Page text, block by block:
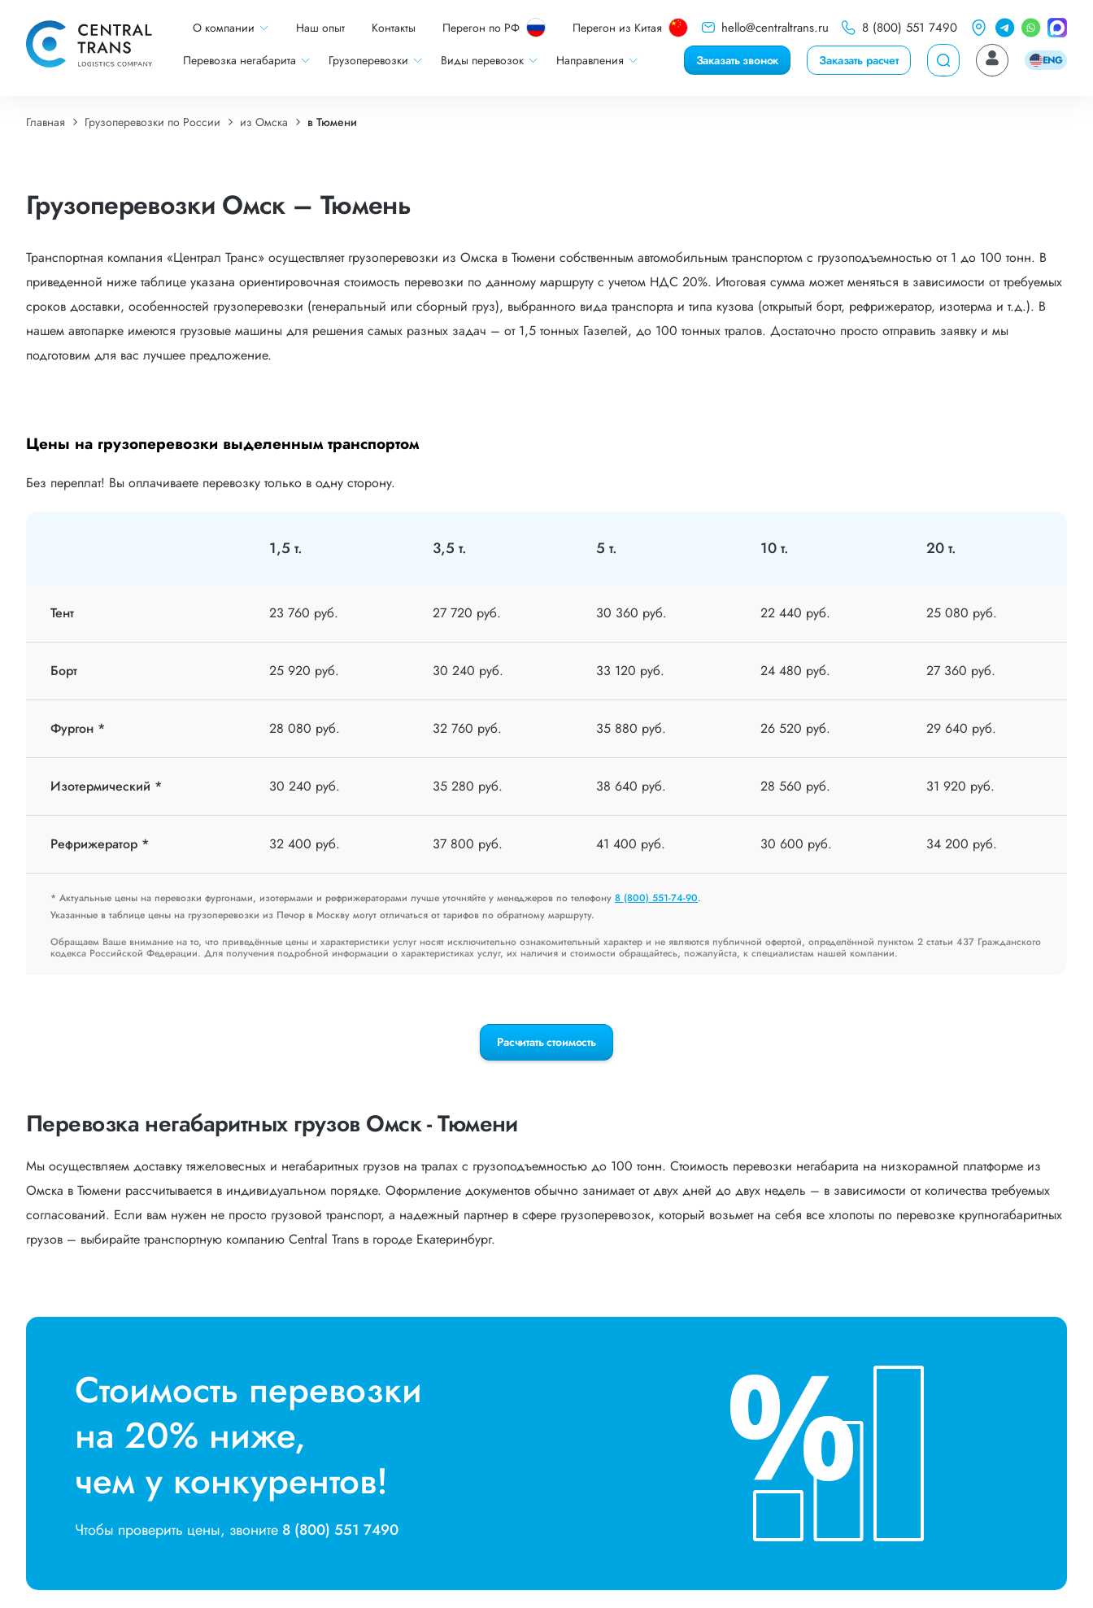
О компании Наш опыт Контакты Перегон по РФ Перегон из Китая hello@centraltrans.ru 8 (800) 551 7490
Перевозка негабарита Грузоперевозки Виды перевозок Направления Заказать звонок Заказать расчет ENG
Главная Грузоперевозки по России из Омска в Тюмени
Грузоперевозки Омск – Тюмень
Транспортная компания «Централ Транс» осуществляет грузоперевозки из Омска в Тюмени собственным автомобильным транспортом с грузоподъемностью от 1 до 100 тонн. В
приведенной ниже таблице указана ориентировочная стоимость перевозки по данному маршруту с учетом НДС 20%. Итоговая сумма может меняться в зависимости от требуемых
сроков доставки, особенностей грузоперевозки (генеральный или сборный груз), выбранного вида транспорта и типа кузова (открытый борт, рефрижератор, изотерма и т.д.). В
нашем автопарке имеются грузовые машины для решения самых разных задач – от 1,5 тонных Газелей, до 100 тонных тралов. Достаточно просто отправить заявку и мы
подготовим для вас лучшее предложение.
Цены на грузоперевозки выделенным транспортом
Без переплат! Вы оплачиваете перевозку только в одну сторону.
1,5 т. 3,5 т. 5 т. 10 т. 20 т.
Тент 23 760 руб. 27 720 руб. 30 360 руб. 22 440 руб. 25 080 руб.
Борт 25 920 руб. 30 240 руб. 33 120 руб. 24 480 руб. 27 360 руб.
Фургон * 28 080 руб. 32 760 руб. 35 880 руб. 26 520 руб. 29 640 руб.
Изотермический * 30 240 руб. 35 280 руб. 38 640 руб. 28 560 руб. 31 920 руб.
Рефрижератор * 32 400 руб. 37 800 руб. 41 400 руб. 30 600 руб. 34 200 руб.
* Актуальные цены на перевозки фургонами, изотермами и рефрижераторами лучше уточняйте у менеджеров по телефону 8 (800) 551-74-90.
Указанные в таблице цены на грузоперевозки из Печор в Москву могут отличаться от тарифов по обратному маршруту.
Обращаем Ваше внимание на то, что приведённые цены и характеристики услуг носят исключительно ознакомительный характер и не являются публичной офертой, определённой пунктом 2 статьи 437 Гражданского
кодекса Российской Федерации. Для получения подробной информации о характеристиках услуг, их наличия и стоимости обращайтесь, пожалуйста, к специалистам нашей компании.
Расчитать стоимость
Перевозка негабаритных грузов Омск - Тюмени
Мы осуществляем доставку тяжеловесных и негабаритных грузов на тралах с грузоподъемностью до 100 тонн. Стоимость перевозки негабарита на низкорамной платформе из
Омска в Тюмени рассчитывается в индивидуальном порядке. Оформление документов обычно занимает от двух дней до двух недель – в зависимости от количества требуемых
согласований. Если вам нужен не просто грузовой транспорт, а надежный партнер в сфере грузоперевозок, который возьмет на себя все хлопоты по перевозке крупногабаритных
грузов – выбирайте транспортную компанию Central Trans в городе Екатеринбург.
Стоимость перевозки
на 20% ниже,
чем у конкурентов!
Чтобы проверить цены, звоните 8 (800) 551 7490